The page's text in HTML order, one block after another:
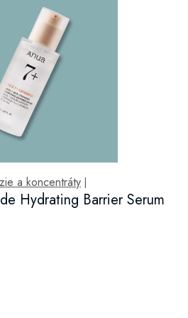
a koncentráty
Hydrating Barrier Serum